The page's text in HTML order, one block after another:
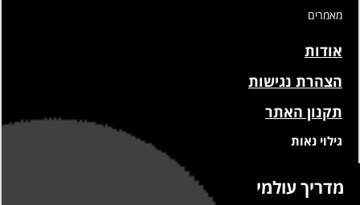
מאמרים
אודות
הצהרת נגישות
תקנון האתר
גילוי נאות
מדריך עולמי